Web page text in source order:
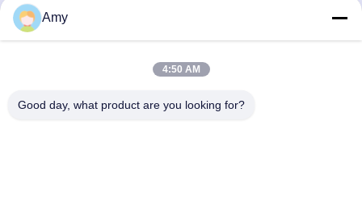
Amy
4:50 AM
Good day, what product are you looking for?